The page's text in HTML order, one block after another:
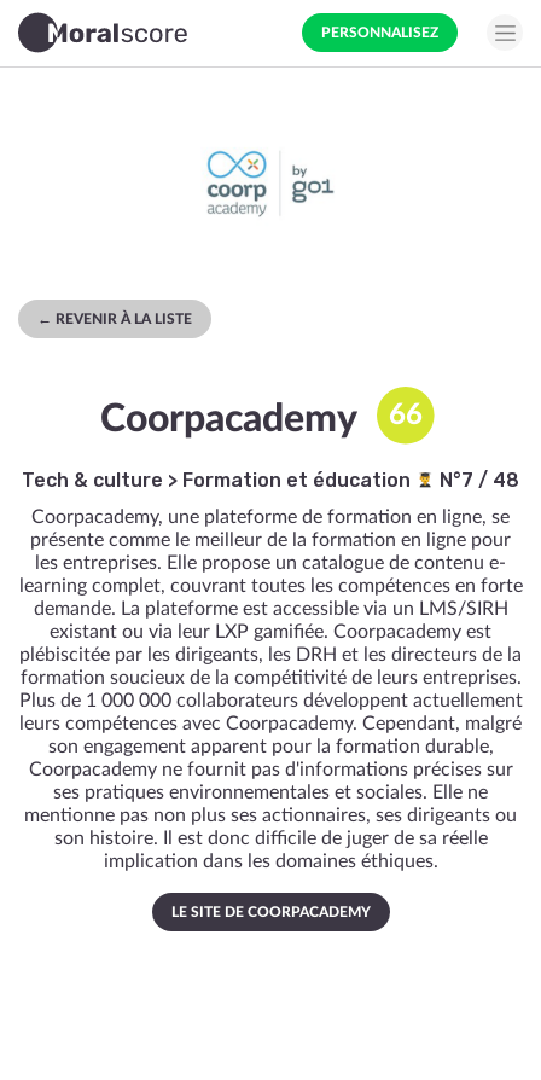
PERSONNALISEZ
← REVENIR À LA LISTE
Coorpacademy 66
Tech & culture > Formation et éducation N°7 / 48
Coorpacademy, une plateforme de formation en ligne, se
présente comme le meilleur de la formation en ligne pour
les entreprises. Elle propose un catalogue de contenu e-
learning complet, couvrant toutes les compétences en forte
demande. La plateforme est accessible via un LMS/SIRH
existant ou via leur LXP gamifiée. Coorpacademy est
plébiscitée par les dirigeants, les DRH et les directeurs de la
formation soucieux de la compétitivité de leurs entreprises.
Plus de 1 000 000 collaborateurs développent actuellement
leurs compétences avec Coorpacademy. Cependant, malgré
son engagement apparent pour la formation durable,
Coorpacademy ne fournit pas d'informations précises sur
ses pratiques environnementales et sociales. Elle ne
mentionne pas non plus ses actionnaires, ses dirigeants ou
son histoire. Il est donc difficile de juger de sa réelle
implication dans les domaines éthiques.
LE SITE DE COORPACADEMY